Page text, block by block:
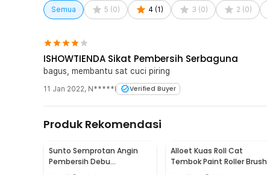
Semua 5 (0) 4 (1) 3 (0) 2 (0)
ISHOWTIENDA Sikat Pembersih Serbaguna
bagus, membantu sat cuci piring
11 Jan 2022, N*****l Verified Buyer
Produk Rekomendasi
Sunto Semprotan Angin
Pembersih Debu
Compressed Air Duster
Alloet Kuas Roll Cat
Tembok Paint Roller Brush
8.5cm - HD-TVYQS